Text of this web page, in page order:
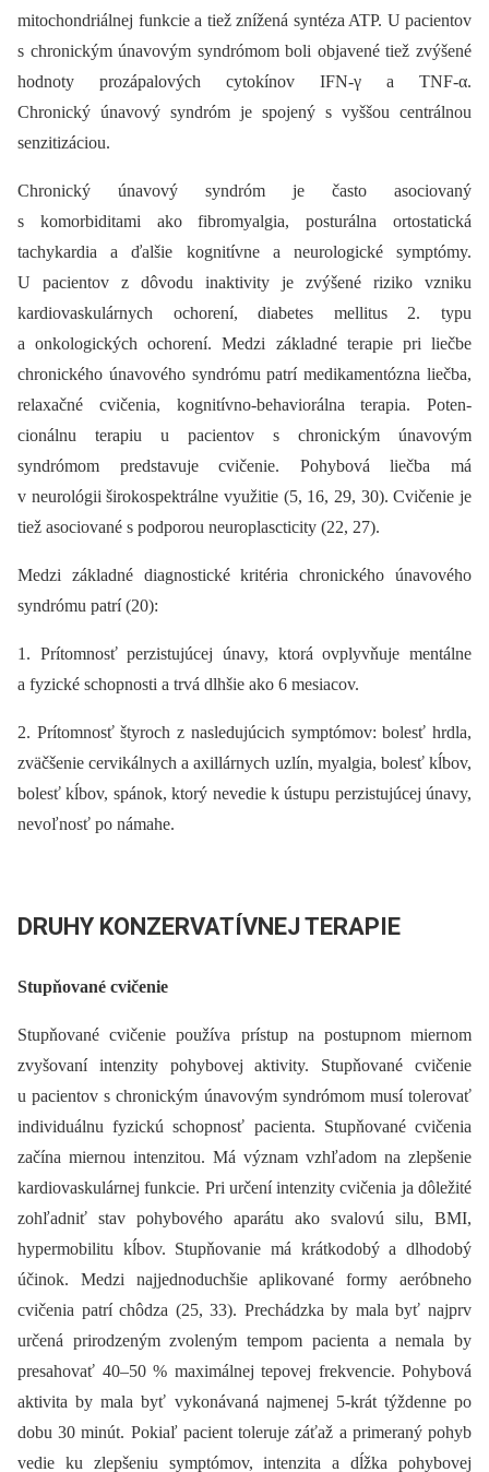
mitochondriálnej funkcie a tiež znížená syntéza ATP. U pacientov
s chronickým únavovým syndrómom boli objavené tiež zvýšené
hodnoty prozápalových cytokínov IFN-γ a TNF-α.
Chronický únavový syndróm je spojený s vyššou centrálnou
senzitizáciou.
Chronický únavový syndróm je často asociovaný
s komorbiditami ako fibromyalgia, posturálna ortostatická
tachykardia a ďalšie kognitívne a neurologické symptómy.
U pacientov z dôvodu inaktivity je zvýšené riziko vzniku
kardiovaskulárnych ochorení, diabetes mellitus 2. typu
a onkologických ochorení. Medzi základné terapie pri liečbe
chronického únavového syndrómu patrí medikamentózna liečba,
relaxačné cvičenia, kognitívno-behaviorálna terapia. Poten­
cionálnu terapiu u pacientov s chronickým únavovým
syndrómom predstavuje cvičenie. Pohybová liečba má
v neurológii širokospektrálne využitie (5, 16, 29, 30). Cvičenie je
tiež asociované s podporou neuroplascticity (22, 27).
Medzi základné diagnostické kritéria chronického únavového
syndrómu patrí (20):
1. Prítomnosť perzistujúcej únavy, ktorá ovplyvňuje mentálne
a fyzické schopnosti a trvá dlhšie ako 6 mesiacov.
2. Prítomnosť štyroch z nasledujúcich symptómov: bolesť hrdla,
zväčšenie cervikálnych a axillárnych uzlín, myalgia, bolesť kĺbov,
bolesť kĺbov, spánok, ktorý nevedie k ústupu perzistujúcej únavy,
nevoľnosť po námahe.
DRUHY KONZERVATÍVNEJ TERAPIE
Stupňované cvičenie
Stupňované cvičenie používa prístup na postupnom miernom
zvyšovaní intenzity pohybovej aktivity. Stupňované cvičenie
u pacientov s chronickým únavovým syndrómom musí tolerovať
individuálnu fyzickú schopnosť pacienta. Stupňované cvičenia
začína miernou intenzitou. Má význam vzhľadom na zlepšenie
kardiovaskulárnej funkcie. Pri určení intenzity cvičenia ja dôležité
zohľadniť stav pohybového aparátu ako svalovú silu, BMI,
hypermobilitu kĺbov. Stupňovanie má krátkodobý a dlhodobý
účinok. Medzi najjednoduchšie aplikované formy aeróbneho
cvičenia patrí chôdza (25, 33). Prechádzka by mala byť najprv
určená prirodzeným zvoleným tempom pacienta a nemala by
presahovať 40–50 % maximálnej tepovej frekvencie. Pohybová
aktivita by mala byť vykonávaná najmenej 5-krát týždenne po
dobu 30 minút. Pokiaľ pacient toleruje záťaž a primeraný pohyb
vedie ku zlepšeniu symptómov, intenzita a dĺžka pohybovej